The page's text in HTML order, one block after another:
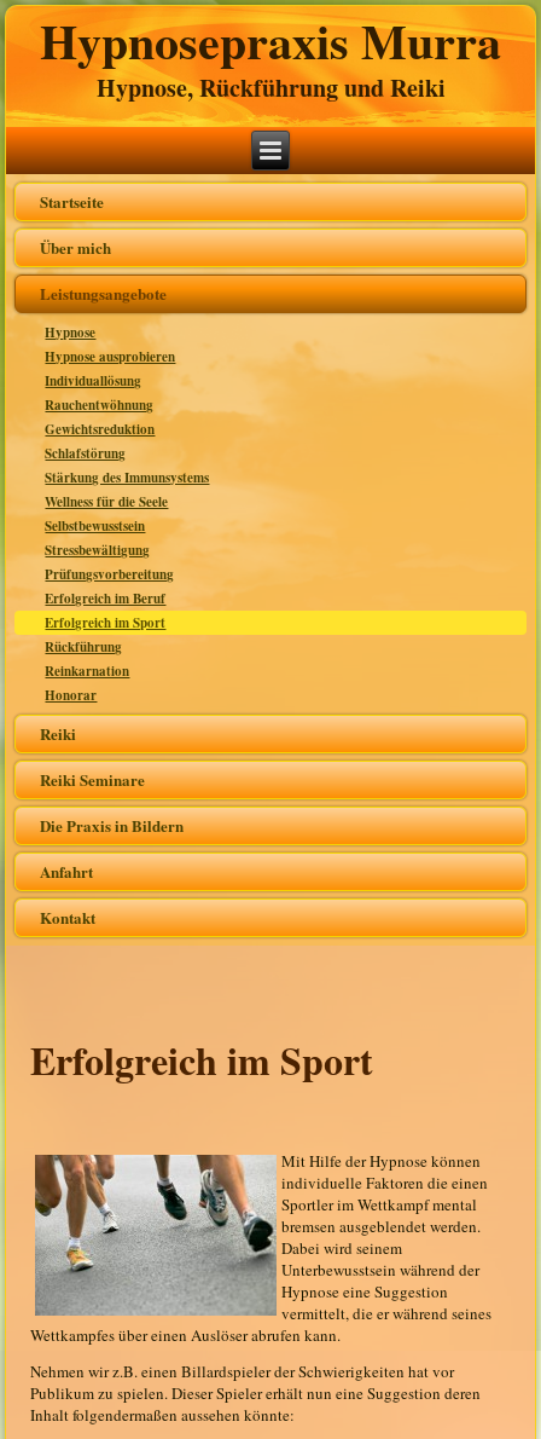
Hypnosepraxis Murra
Hypnose, Rückführung und Reiki
Startseite
Über mich
Leistungsangebote
Hypnose
Hypnose ausprobieren
Individuallösung
Rauchentwöhnung
Gewichtsreduktion
Schlafstörung
Stärkung des Immunsystems
Wellness für die Seele
Selbstbewusstsein
Stressbewältigung
Prüfungsvorbereitung
Erfolgreich im Beruf
Erfolgreich im Sport
Rückführung
Reinkarnation
Honorar
Reiki
Reiki Seminare
Die Praxis in Bildern
Anfahrt
Kontakt
Erfolgreich im Sport
Mit Hilfe der Hypnose können
individuelle Faktoren die einen
Sportler im Wettkampf mental
bremsen ausgeblendet werden.
Dabei wird seinem
Unterbewusstsein während der
Hypnose eine Suggestion
vermittelt, die er während seines
Wettkampfes über einen Auslöser abrufen kann.
Nehmen wir z.B. einen Billardspieler der Schwierigkeiten hat vor
Publikum zu spielen. Dieser Spieler erhält nun eine Suggestion deren
Inhalt folgendermaßen aussehen könnte: